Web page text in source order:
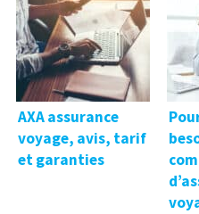
AXA assurance
voyage, avis, tarif
et garanties